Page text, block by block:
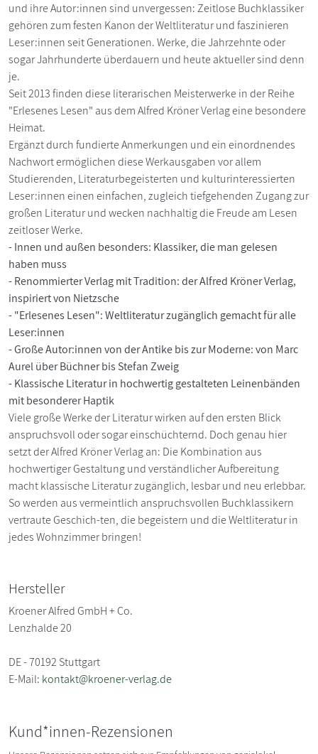
und ihre Autor:innen sind unvergessen: Zeitlose Buchklassiker
gehören zum festen Kanon der Weltliteratur und faszinieren
Leser:innen seit Generationen. Werke, die Jahrzehnte oder
sogar Jahrhunderte überdauern und heute aktueller sind denn
je.
Seit 2013 finden diese literarischen Meisterwerke in der Reihe
"Erlesenes Lesen" aus dem Alfred Kröner Verlag eine besondere
Heimat.
Ergänzt durch fundierte Anmerkungen und ein einordnendes
Nachwort ermöglichen diese Werkausgaben vor allem
Studierenden, Literaturbegeisterten und kulturinteressierten
Leser:innen einen einfachen, zugleich tiefgehenden Zugang zur
großen Literatur und wecken nachhaltig die Freude am Lesen
zeitloser Werke.
- Innen und außen besonders: Klassiker, die man gelesen
haben muss
- Renommierter Verlag mit Tradition: der Alfred Kröner Verlag,
inspiriert von Nietzsche
- "Erlesenes Lesen": Weltliteratur zugänglich gemacht für alle
Leser:innen
- Große Autor:innen von der Antike bis zur Moderne: von Marc
Aurel über Büchner bis Stefan Zweig
- Klassische Literatur in hochwertig gestalteten Leinenbänden
mit besonderer Haptik
Viele große Werke der Literatur wirken auf den ersten Blick
anspruchsvoll oder sogar einschüchternd. Doch genau hier
setzt der Alfred Kröner Verlag an: Die Kombination aus
hochwertiger Gestaltung und verständlicher Aufbereitung
macht klassische Literatur zugänglich, lesbar und neu erlebbar.
So werden aus vermeintlich anspruchsvollen Buchklassikern
vertraute Geschich-ten, die begeistern und die Weltliteratur in
jedes Wohnzimmer bringen!
Hersteller
Kroener Alfred GmbH + Co.
Lenzhalde 20
DE - 70192 Stuttgart
E-Mail: kontakt@kroener-verlag.de
Kund*innen-Rezensionen